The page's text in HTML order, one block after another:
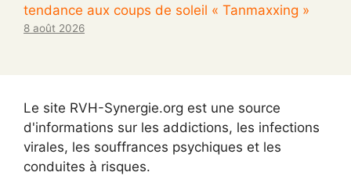
tendance aux coups de soleil « Tanmaxxing »
8 août 2026
Le site RVH-Synergie.org est une source
d'informations sur les addictions, les infections
virales, les souffrances psychiques et les
conduites à risques.